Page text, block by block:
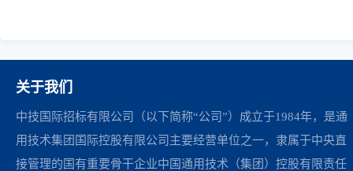
关于我们
中技国际招标有限公司（以下简称“公司”）成立于1984年，是通
用技术集团国际控股有限公司主要经营单位之一，隶属于中央直
接管理的国有重要骨干企业中国通用技术（集团）控股有限责任